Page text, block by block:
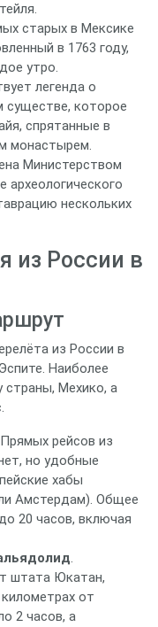
старых в Мексике
в 1763 году,
утро.
легенда о
существе, которое
спрятанные в
монастырем.
Министерством
археологического
нескольких
из России в
из России в
Наиболее
страны, Мехико, а
рейсов из
но удобные
хабы
Амстердам). Общее
20 часов, включая
.
штата Юкатан,
от
2 часов, а